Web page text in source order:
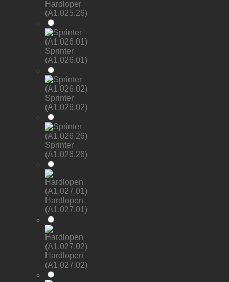
Hardloper
(A1.025.26)
Sprinter
(A1.026.01)
Sprinter
(A1.026.02)
Sprinter
(A1.026.26)
Hardlopen
(A1.027.01)
Hardlopen
(A1.027.02)